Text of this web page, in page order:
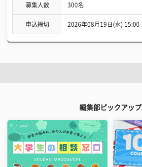
募集人数 300名
申込締切 2026年08月19日(水) 15:00
編集部ピックアップ